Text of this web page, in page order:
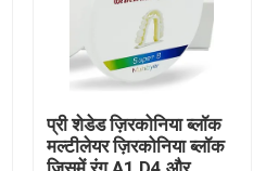
प्री शेडेड ज़िरकोनिया ब्लॉक
मल्टीलेयर ज़िरकोनिया ब्लॉक